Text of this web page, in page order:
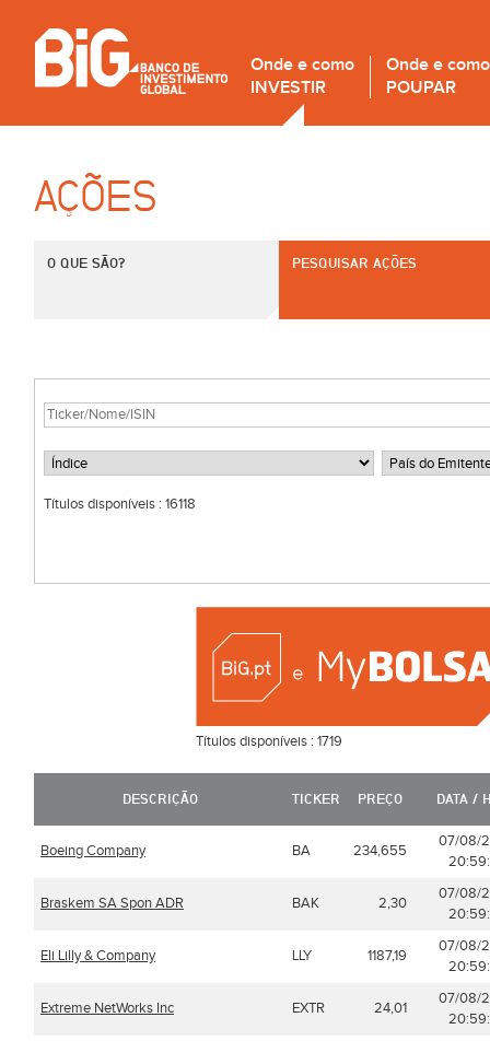
Onde e como
INVESTIR
Onde e como
POUPAR
AÇÕES
O QUE SÃO? PESQUISAR AÇÕES
Títulos disponíveis : 16118
Títulos disponíveis :1719
DESCRIÇÃO TICKER PREÇO DATA /
Boeing Company BA 234,655
07/08/
Braskem SA Spon ADR BAK 2,30
07/08/
Eli Lilly & Company LLY 1187,19
07/08/
Extreme NetWorks Inc EXTR 24,01
07/08/